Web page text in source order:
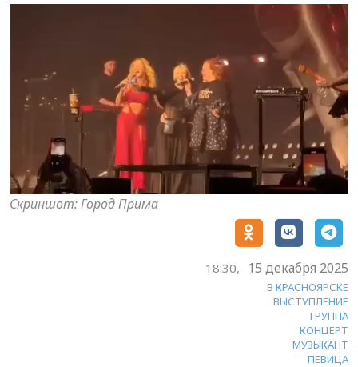
Скриншот: Город Прима
18:30, 15 декабря 2025
В КРАСНОЯРСКЕ
ВЫСТУПЛЕНИЕ
ГРУППА
КОНЦЕРТ
МУЗЫКАНТ
ПЕВИЦА